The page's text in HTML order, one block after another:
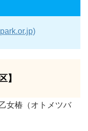
】
女椿（オトメツバ